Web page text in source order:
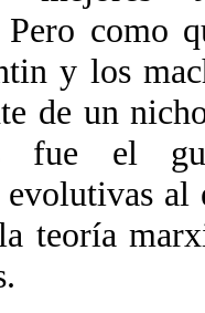
Pero como
y los
de un
fue el
teoría